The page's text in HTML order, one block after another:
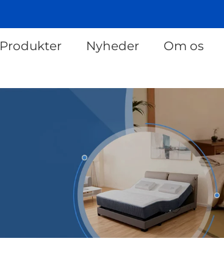
Produkter Nyheder
Om os